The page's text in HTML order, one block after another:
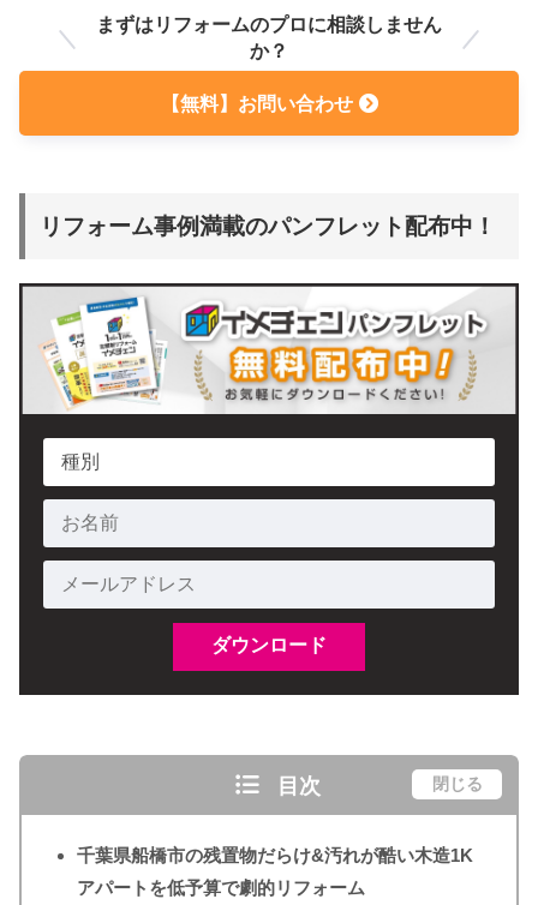
まずはリフォームのプロに相談しません
か？
【無料】お問い合わせ
リフォーム事例満載のパンフレット配布中！
目次 閉じる
千葉県船橋市の残置物だらけ&汚れが酷い木造1K
アパートを低予算で劇的リフォーム